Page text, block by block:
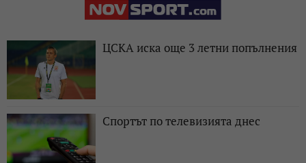
ЦСКА иска още 3 летни попълнения
Спортът по телевизията днес